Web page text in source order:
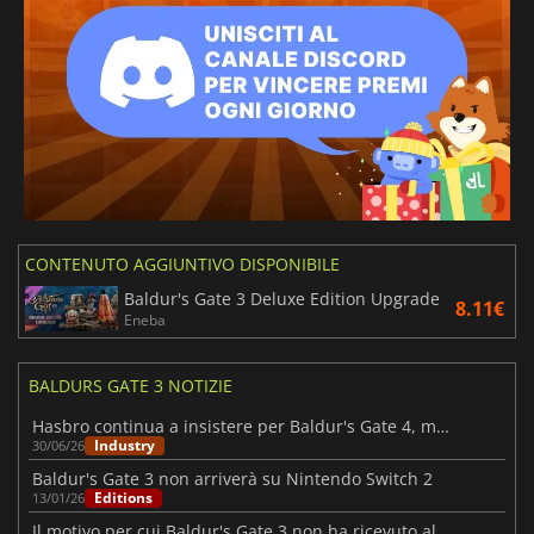
CONTENUTO AGGIUNTIVO DISPONIBILE
Baldur's Gate 3 Deluxe Edition Upgrade
Eneba 8.11€
BALDURS GATE 3 NOTIZIE
Hasbro continua a insistere per Baldur's Gate 4, ma finora senza successo
30/06/26 Industry
Baldur's Gate 3 non arriverà su Nintendo Switch 2
13/01/26 Editions